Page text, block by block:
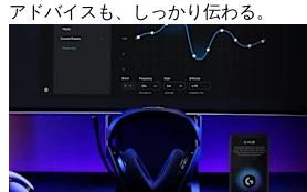
アドバイスも、しっかり伝わる。